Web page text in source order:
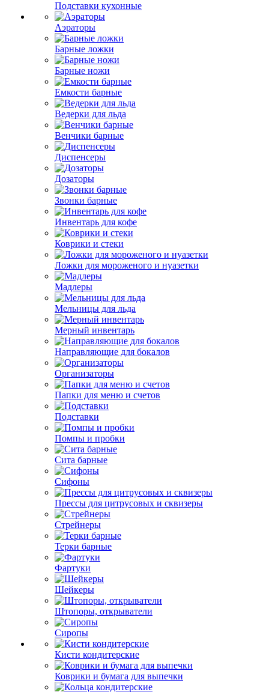
Подставки кухонные
Аэраторы
Барные ложки
Барные ножи
Емкости барные
Ведерки для льда
Венчики барные
Диспенсеры
Дозаторы
Звонки барные
Инвентарь для кофе
Коврики и стеки
Ложки для мороженого и нуазетки
Мадлеры
Мельницы для льда
Мерный инвентарь
Направляющие для бокалов
Организаторы
Папки для меню и счетов
Подставки
Помпы и пробки
Сита барные
Сифоны
Прессы для цитрусовых и сквизеры
Стрейнеры
Терки барные
Фартуки
Шейкеры
Штопоры, открыватели
Сиропы
Кисти кондитерские
Коврики и бумага для выпечки